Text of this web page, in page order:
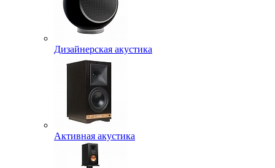
Дизайнерская акустика
Активная акустика